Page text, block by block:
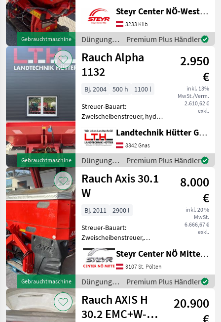
Gebrauchtmaschine
3) Wurfscheiben M1 10-18M
4) elektr.
Schieberbetätigung 5)
Gelenkwelle 6) Aufsatz
M630 ca.
Steyr Center NÖ-West - Standort Kilb
3233 Kilb
Düngung
und
Beregnung
/ Rauch
Premium Plus Händler
Gebrauchtmaschine
Rauch Alpha
1132
2.950
€
inkl. 13%
MwSt./Verm.
2.610,62 €
exkl.
Bj. 2004 500 h
1100 l
Streuer-Bauart:
Zweischeibenstreuer, hydr.
Streumengenverstellung
Rauch Alpha 1132
Düngerstreuer - Baujahr
2004 - 1100l - Beleuchtung -
Gewicht 380
Landtechnik Hütter GmbH & Co KG
8342 Gnas
Düngung
und
Beregnung
/ Rauch
Premium Plus Händler
Gebrauchtmaschine
Rauch Axis 30.1
W
8.000
€
inkl. 20 %
MwSt.
6.666,67 €
exkl.
Bj. 2011
2900 l
Streuer-Bauart:
Zweischeibenstreuer,
Grenzstreueinrichtung
Rauch Wiegestreuer Axis
30.1 W, BJ: 2011, Nutzlast:
3.200 kg, Behälterinhalt:
2.900 Liter, Plane, Telimat,
Steyr Center NÖ Mitte Landmaschinentechnik GmbH
3107 St. Pölten
Düngung
und
Beregnung
/ Rauch
Premium Plus Händler
Rauch AXIS H
30.2 EMC+W-
20.900